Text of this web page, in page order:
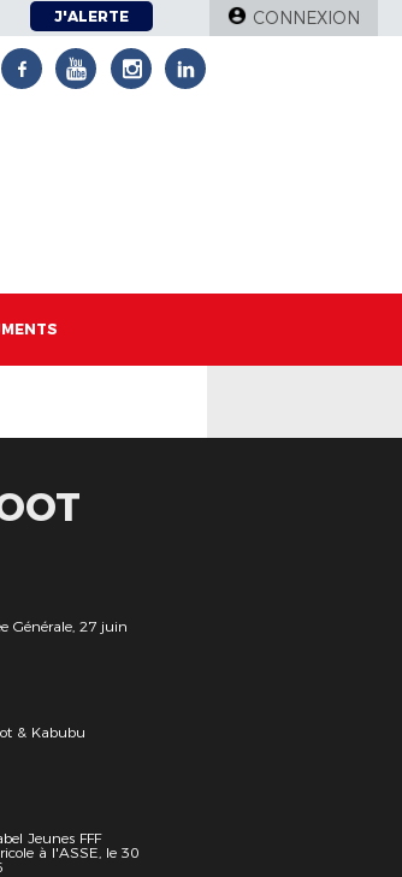
J'ALERTE CONNEXION
Générale, 27 juin
& Kabubu
Jeunes FFF
à l'ASSE, le 30